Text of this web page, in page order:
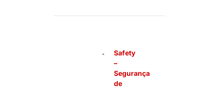
Safety
–
Segurança
de